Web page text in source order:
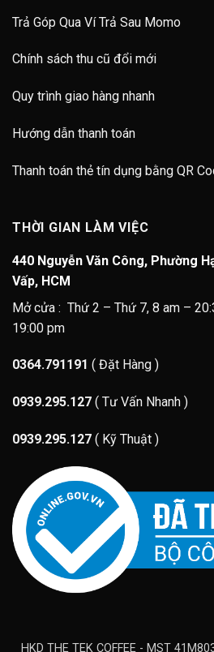
Trả Góp Qua Ví Trả Sau Momo
Chính sách thu cũ đổi mới
Quy trình giao hàng nhanh
Hướng dẫn thanh toán
Thanh toán thẻ tín dụng bằng QR
THỜI GIAN LÀM VIỆC
440 Nguyễn Văn Công, Phường
Vấp, HCM
Mở cửa : Thứ 2 – Thứ 7, 8 am –
19:00 pm
0364.791191 ( Đặt Hàng )
0939.295.127 ( Tư Vấn Nhanh )
0939.295.127 ( Kỹ Thuật )
HKD THE TEK COFFEE - MST